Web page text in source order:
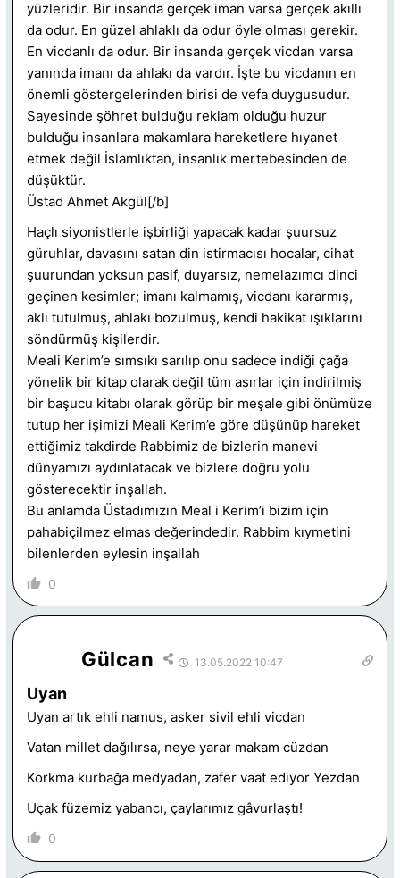
yüzleridir. Bir insanda gerçek iman varsa gerçek akıllı
da odur. En güzel ahlaklı da odur öyle olması gerekir.
En vicdanlı da odur. Bir insanda gerçek vicdan varsa
yanında imanı da ahlakı da vardır. İşte bu vicdanın en
önemli göstergelerinden birisi de vefa duygusudur.
Sayesinde şöhret bulduğu reklam olduğu huzur
bulduğu insanlara makamlara hareketlere hıyanet
etmek değil İslamlıktan, insanlık mertebesinden de
düşüktür.
Üstad Ahmet Akgül[/b]
Haçlı siyonistlerle işbirliği yapacak kadar şuursuz
güruhlar, davasını satan din istirmacısı hocalar, cihat
şuurundan yoksun pasif, duyarsız, nemelazımcı dinci
geçinen kesimler; imanı kalmamış, vicdanı kararmış,
aklı tutulmuş, ahlakı bozulmuş, kendi hakikat ışıklarını
söndürmüş kişilerdir.
Meali Kerim’e sımsıkı sarılıp onu sadece indiği çağa
yönelik bir kitap olarak değil tüm asırlar için indirilmiş
bir başucu kitabı olarak görüp bir meşale gibi önümüze
tutup her işimizi Meali Kerim’e göre düşünüp hareket
ettiğimiz takdirde Rabbimiz de bizlerin manevi
dünyamızı aydınlatacak ve bizlere doğru yolu
gösterecektir inşallah.
Bu anlamda Üstadımızın Meal i Kerim’i bizim için
pahabiçilmez elmas değerindedir. Rabbim kıymetini
bilenlerden eylesin inşallah
0
Gülcan 13.05.2022 10:47
Uyan
Uyan artık ehli namus, asker sivil ehli vicdan
Vatan millet dağılırsa, neye yarar makam cüzdan
Korkma kurbağa medyadan, zafer vaat ediyor Yezdan
Uçak füzemiz yabancı, çaylarımız gâvurlaştı!
0